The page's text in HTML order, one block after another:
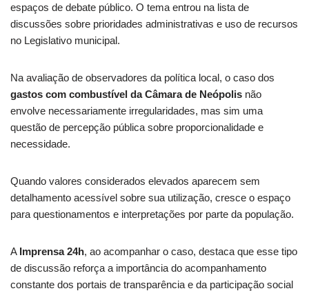
espaços de debate público. O tema entrou na lista de
discussões sobre prioridades administrativas e uso de recursos
no Legislativo municipal.
Na avaliação de observadores da política local, o caso dos
gastos com combustível da Câmara de Neópolis não
envolve necessariamente irregularidades, mas sim uma
questão de percepção pública sobre proporcionalidade e
necessidade.
Quando valores considerados elevados aparecem sem
detalhamento acessível sobre sua utilização, cresce o espaço
para questionamentos e interpretações por parte da população.
A Imprensa 24h, ao acompanhar o caso, destaca que esse tipo
de discussão reforça a importância do acompanhamento
constante dos portais de transparência e da participação social